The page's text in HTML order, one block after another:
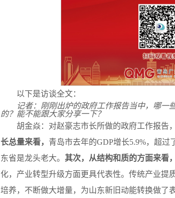
以下是访谈全文：
记者：刚刚出炉的政府工作报告当中，哪一
的？能不能跟大家分享一下？
胡金焱：对赵豪志市长所做的政府工作报告
长总量来看， 青岛市去年的GDP增长5.9%，超
东省是龙头老大。 其次，从结构和质的方面来看，
化，产业转型升级方面更具代表性。传统产业提
培养，不断做大增量，为山东新旧动能转换做了